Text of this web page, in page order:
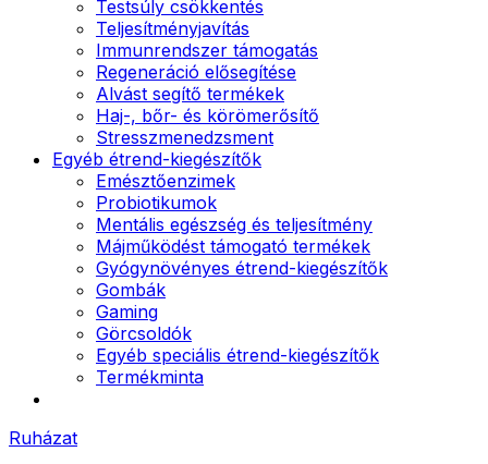
Testsúly csökkentés
Teljesítményjavítás
Immunrendszer támogatás
Regeneráció elősegítése
Alvást segítő termékek
Haj-, bőr- és körömerősítő
Stresszmenedzsment
Egyéb étrend-kiegészítők
Emésztőenzimek
Probiotikumok
Mentális egészség és teljesítmény
Májműködést támogató termékek
Gyógynövényes étrend-kiegészítők
Gombák
Gaming
Görcsoldók
Egyéb speciális étrend-kiegészítők
Termékminta
Ruházat